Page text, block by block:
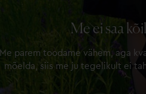
Me ei saa
Me parem toodame vähem, aga
mõelda, siis me ju tegelikult ei